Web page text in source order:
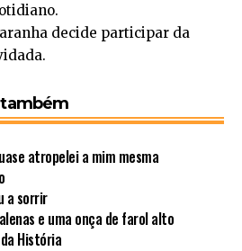
decide participar da
atropelei a mim mesma
a sorrir
e uma onça de farol alto
História